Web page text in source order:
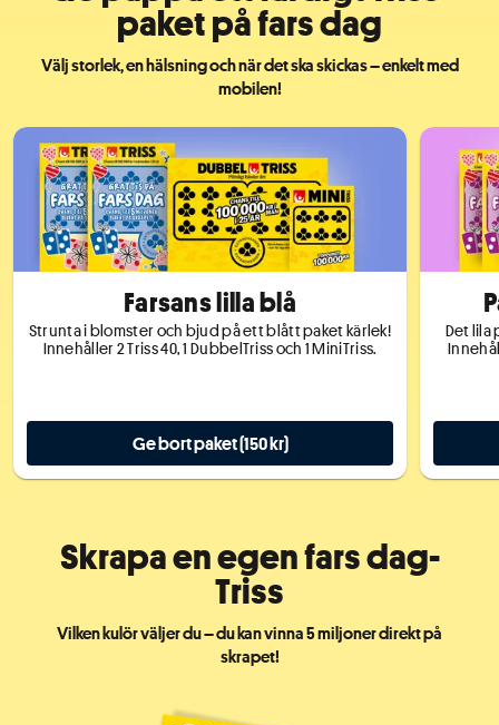
paket på fars dag
Välj storlek, en hälsning och när det ska skickas – enkelt med
mobilen!
Farsans lilla blå
Strunta i blomster och bjud på ett blått paket kärlek!
Innehåller2Triss40,1 DubbelTriss och 1MiniTriss.
Ge bort paket (150 kr)
Det lila
Skrapa en egen fars dag-
Triss
Vilken kulör väljer du – du kan vinna 5 miljoner direkt på
skrapet!